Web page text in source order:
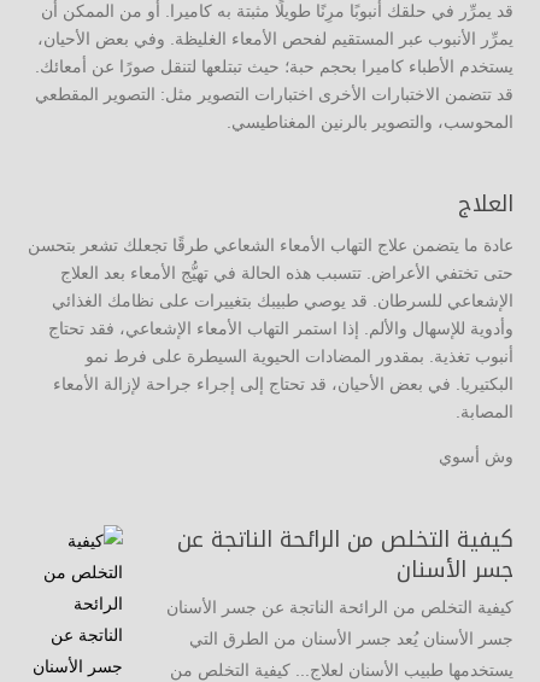
قد يمرِّر في حلقك أنبوبًا مرِنًا طويلًا مثبتة به كاميرا. أو من الممكن أن
يمرِّر الأنبوب عبر المستقيم لفحص الأمعاء الغليظة. وفي بعض الأحيان،
يستخدم الأطباء كاميرا بحجم حبة؛ حيث تبتلعها لتنقل صورًا عن أمعائك.
قد تتضمن الاختبارات الأخرى اختبارات التصوير مثل: التصوير المقطعي
المحوسب، والتصوير بالرنين المغناطيسي.
العلاج
عادة ما يتضمن علاج التهاب الأمعاء الشعاعي طرقًا تجعلك تشعر بتحسن
حتى تختفي الأعراض. تتسبب هذه الحالة في تهيُّج الأمعاء بعد العلاج
الإشعاعي للسرطان. قد يوصي طبيبك بتغييرات على نظامك الغذائي
وأدوية للإسهال والألم. إذا استمر التهاب الأمعاء الإشعاعي، فقد تحتاج
أنبوب تغذية. بمقدور المضادات الحيوية السيطرة على فرط نمو
البكتيريا. في بعض الأحيان، قد تحتاج إلى إجراء جراحة لإزالة الأمعاء
المصابة.
وش أسوي
كيفية التخلص من الرائحة الناتجة عن
جسر الأسنان
كيفية التخلص من الرائحة الناتجة عن جسر الأسنان
جسر الأسنان يُعد جسر الأسنان من الطرق التي
يستخدمها طبيب الأسنان لعلاج... كيفية التخلص من